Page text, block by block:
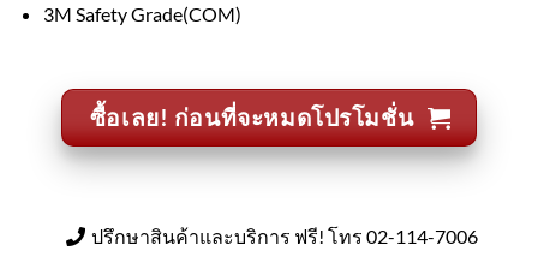
3M Safety Grade(COM)
ซื้อเลย! ก่อนที่จะหมดโปรโมชั่น
ปรึกษาสินค้าและบริการ ฟรี! โทร 02-114-7006